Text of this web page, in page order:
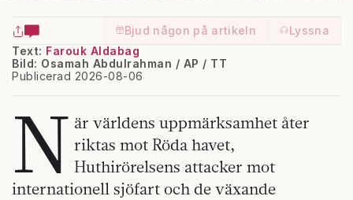
Bjud någon på artikeln
Lyssna
Text: Farouk Aldabag
Publicerad 2026-08-06
Bild: Osamah Abdulrahman / AP / TT
N är världens uppmärksamhet åter
riktas mot Röda havet,
Huthirörelsens attacker mot
internationell sjöfart och de växande